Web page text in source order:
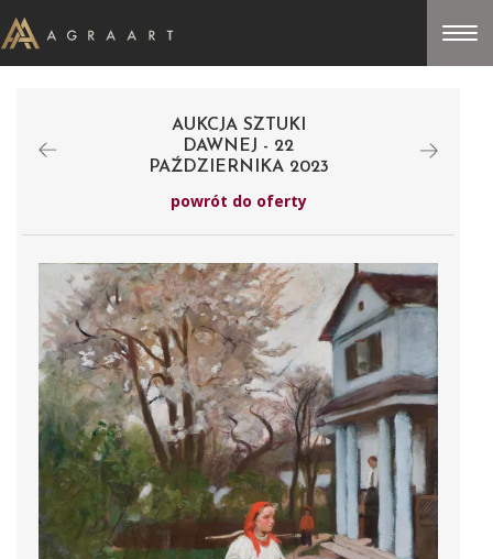
AUKCJA SZTUKI
DAWNEJ - 22
PAŹDZIERNIKA 2023
powrót do oferty